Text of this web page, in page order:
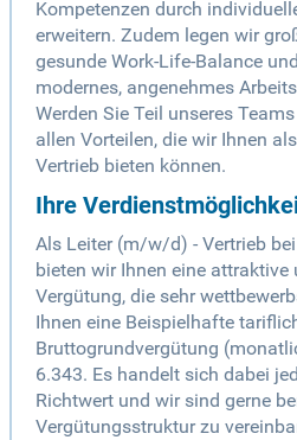
Kompetenzen durch
erweitern. Zudem legen wir
gesunde Work-Life-Balance
modernes, angenehmes
Werden Sie Teil unseres
allen Vorteilen, die wir Ihnen
Vertrieb bieten können.
Ihre
Als Leiter (m/w/d) - Vertrieb
bieten wir Ihnen eine attraktive
Vergütung, die sehr
Ihnen eine Beispielhafte
Bruttogrundvergütung
6.343. Es handelt sich dabei
Richtwert und wir sind gerne
Vergütungsstruktur zu